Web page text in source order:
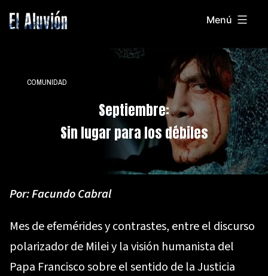
Saltar
El
Menú
COMUNIDAD
Septiembre:
Sin lugar para los débiles
Por:Facundo Cabral
Mes de efemérides y contrastes, entre el discurso
polarizador de Milei y la visión humanista del
Papa Francisco sobre el sentido de la Justicia